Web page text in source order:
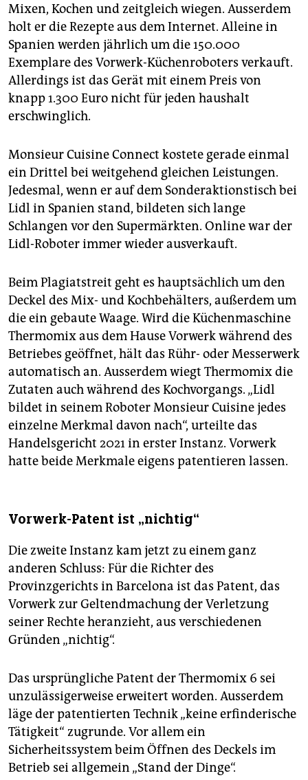
Mixen, Kochen und zeitgleich wiegen. Ausserdem
holt er die Rezepte aus dem Internet. Alleine in
Spanien werden jährlich um die 150.000
Exemplare des Vorwerk-Küchenroboters verkauft.
Allerdings ist das Gerät mit einem Preis von
knapp 1.300 Euro nicht für jeden haushalt
erschwinglich.
Monsieur Cuisine Connect kostete gerade einmal
ein Drittel bei weitgehend gleichen Leistungen.
Jedesmal, wenn er auf dem Sonderaktionstisch bei
Lidl in Spanien stand, bildeten sich lange
Schlangen vor den Supermärkten. Online war der
Lidl-Roboter immer wieder ausverkauft.
Beim Plagiatstreit geht es hauptsächlich um den
Deckel des Mix- und Kochbehälters, außerdem um
die ein gebaute Waage. Wird die Küchenmaschine
Thermomix aus dem Hause Vorwerk während des
Betriebes geöffnet, hält das Rühr- oder Messerwerk
automatisch an. Ausserdem wiegt Thermomix die
Zutaten auch während des Kochvorgangs. „Lidl
bildet in seinem Roboter Monsieur Cuisine jedes
einzelne Merkmal davon nach“, urteilte das
Handelsgericht 2021 in erster Instanz. Vorwerk
hatte beide Merkmale eigens patentieren lassen.
Vorwerk-Patent ist „nichtig“
Die zweite Instanz kam jetzt zu einem ganz
anderen Schluss: Für die Richter des
Provinzgerichts in Barcelona ist das Patent, das
Vorwerk zur Geltendmachung der Verletzung
seiner Rechte heranzieht, aus verschiedenen
Gründen „nichtig“.
Das ursprüngliche Patent der Thermomix 6 sei
unzulässigerweise erweitert worden. Ausserdem
läge der patentierten Technik „keine erfinderische
Tätigkeit“ zugrunde. Vor allem ein
Sicherheitssystem beim Öffnen des Deckels im
Betrieb sei allgemein „Stand der Dinge“.